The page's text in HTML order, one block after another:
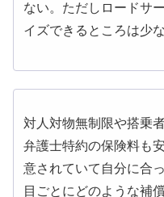
ない。ただしロードサ
イズできるところは少な
対人対物無制限や搭乗
弁護士特約の保険料も
意されていて自分に合
目ごとにどのような補